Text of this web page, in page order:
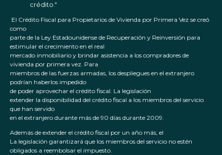
crédito."
El Crédito Fiscal para Propietarios de Vivienda por Primera Vez se creó
como
parte de la Ley Estadounidense de Recuperación y Reinversión para
estimular el crecimiento en el real
mercado inmobiliario y brindar asistencia a los compradores de
vivienda por primera vez. Para
miembros de las fuerzas armadas, los despliegues en el extranjero
podrían haberlos impedido
de poder aprovechar el crédito fiscal. La legislación
extender la disponibilidad del crédito fiscal a los miembros del servicio
que han servido
en el extranjero durante más de 90 días durante 2009.
Además de extender el crédito fiscal por un año más, el
La legislación garantizará que los miembros del servicio no estén
obligados a reembolsar el impuesto.